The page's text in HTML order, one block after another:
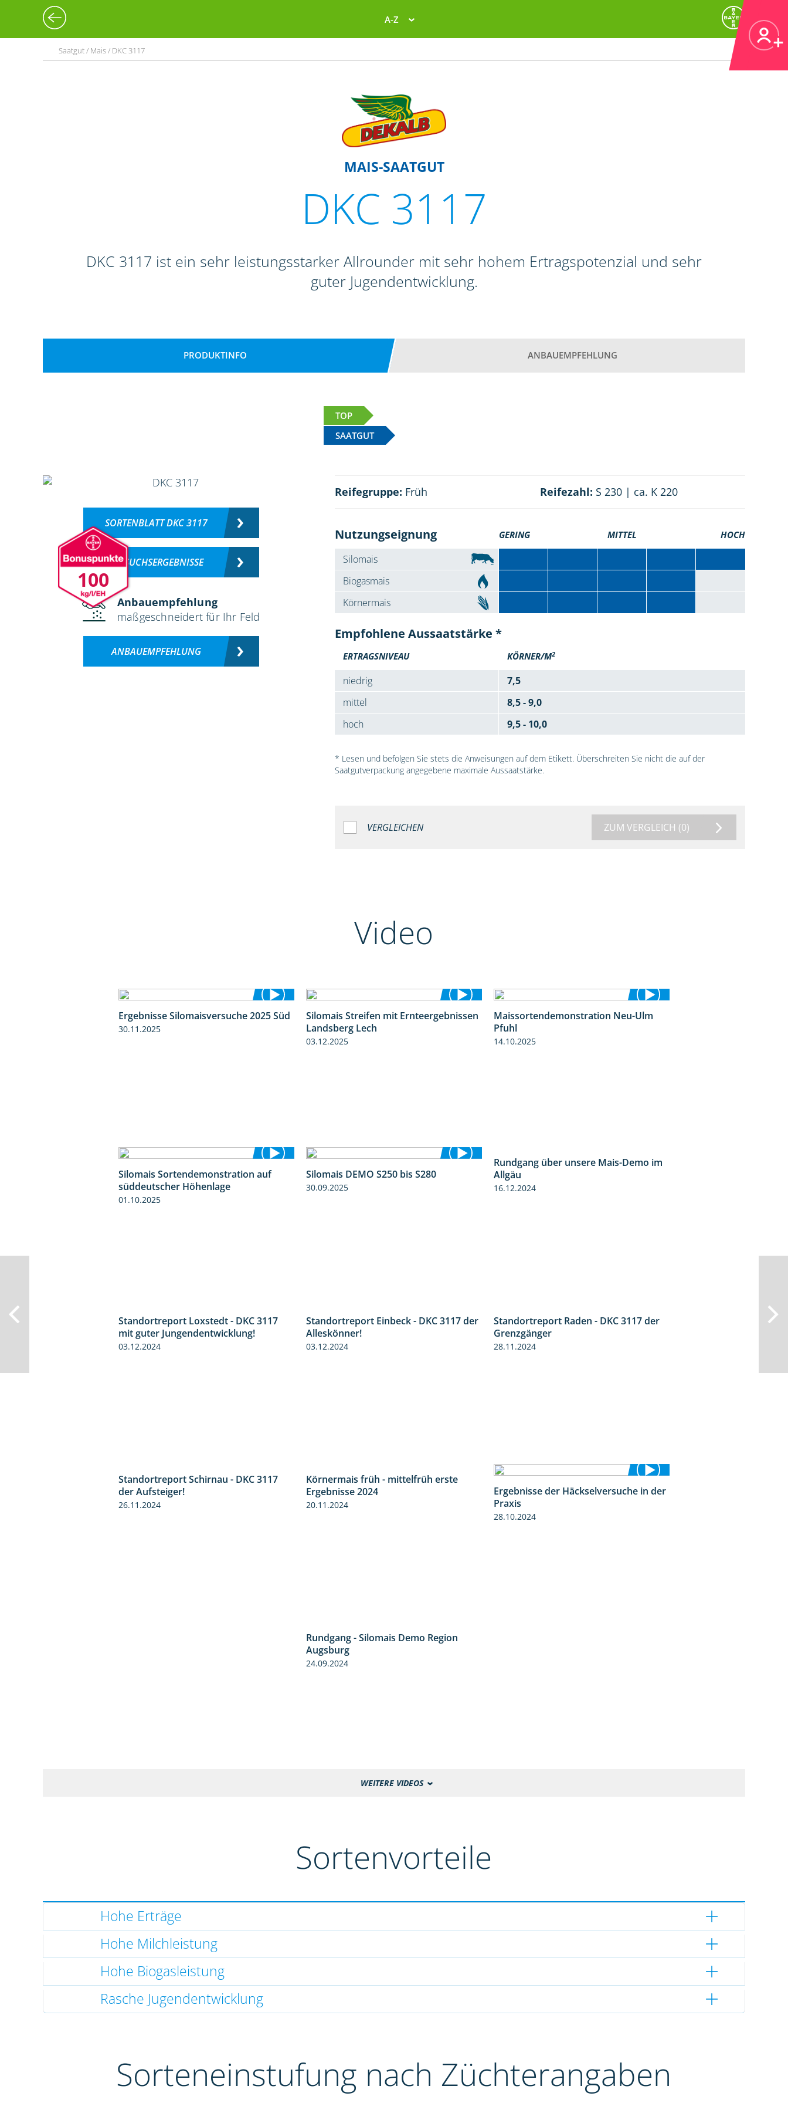
A-Z
Saatgut / Mais / DKC 3117
MAIS-SAATGUT
DKC 3117
DKC 3117 ist ein sehr leistungsstarker Allrounder mit sehr hohem Ertragspotenzial und sehr
guter Jugendentwicklung.
PRODUKTINFO ANBAUEMPFEHLUNG
TOP
SAATGUT
100
SORTENBLATT DKC 3117
VERSUCHSERGEBNISSE
Anbauempfehlung
maßgeschneidert für Ihr Feld
ANBAUEMPFEHLUNG
Reifegruppe: Früh Reifezahl: S 230 | ca. K 220
Nutzungseignung GERING MITTEL HOCH
Silomais
Biogasmais
Körnermais
Empfohlene Aussaatstärke *
ERTRAGSNIVEAU KÖRNER/M2
niedrig
7,5
mittel
8,5 - 9,0
hoch
9,5 - 10,0
* Lesen und befolgen Sie stets die Anweisungen auf dem Etikett. Überschreiten Sie nicht die auf der
Saatgutverpackung angegebene maximale Aussaatstärke.
VERGLEICHEN ZUM VERGLEICH (0)
Video
5:36
Ergebnisse Silomaisversuche 2025 Süd
30.11.2025
11:01
Silomais Streifen mit Ernteergebnissen
Landsberg Lech
03.12.2025
7:10
Maissortendemonstration Neu-Ulm
Pfuhl
14.10.2025
7:04
Silomais Sortendemonstration auf
süddeutscher Höhenlage
01.10.2025
Silomais DEMO S250 bis S280
30.09.2025
Rundgang über unsere Mais-Demo im
Allgäu
16.12.2024
Standortreport Loxstedt - DKC 3117
mit guter Jungendentwicklung!
Standortreport Einbeck - DKC 3117 der
Alleskönner!
03.12.2024
Standortreport Raden - DKC 3117 der
Grenzgänger
28.11.2024
Standortreport Schirnau - DKC 3117
der Aufsteiger!
26.11.2024
Körnermais früh - mittelfrüh erste
Ergebnisse 2024
20.11.2024
5:16
Ergebnisse der Häckselversuche in der
Praxis
28.10.2024
Rundgang - Silomais Demo Region
Augsburg
24.09.2024
WEITERE VIDEOS
Sortenvorteile
Hohe Erträge
Hohe Milchleistung
Hohe Biogasleistung
Rasche Jugendentwicklung
Sorteneinstufung nach Züchterangaben